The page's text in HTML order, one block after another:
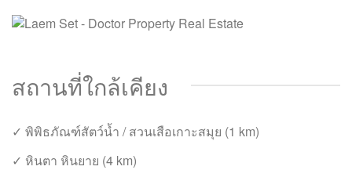
สถานที่ใกล้เคียง
✓ พิพิธภัณฑ์สัตว์น้ำ / สวนเสือเกาะสมุย (1 km)
✓ หินตา หินยาย (4 km)